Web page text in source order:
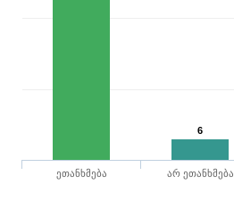
6
ეთანხმება არ ეთანხმება